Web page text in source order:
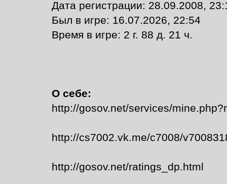
Дата регистрации: 28.09.2008,
Был в игре: 16.07.2026, 22:54
Время в игре: 2 г. 88 д. 21 ч.
О себе:
http://gosov.net/services/
http://cs7002.vk.me/c7008/
http://gosov.net/ratings_dp.html